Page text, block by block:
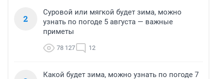
2
Суровой или мягкой будет зима, можно
узнать по погоде 5 августа — важные
приметы
78 127 12
Какой будет зима, можно узнать по погоде 7